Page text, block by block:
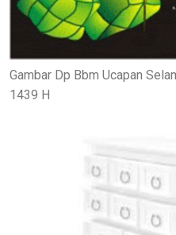
Gambar Dp Bbm Ucapan
1439 H